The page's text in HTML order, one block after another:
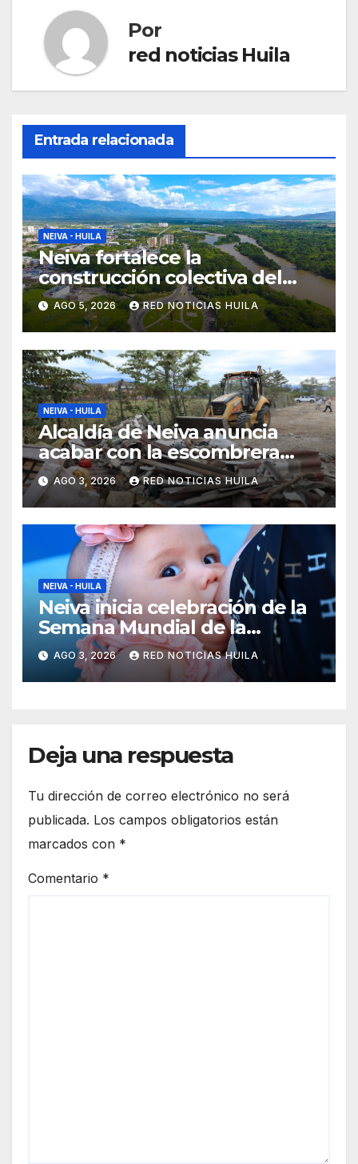
Por
red noticias Huila
Entrada relacionada
NEIVA - HUILA
Neiva fortalece la
construcción colectiva del
POT
AGO 5, 2026 RED NOTICIAS HUILA
NEIVA - HUILA
Alcaldía de Neiva anuncia
acabar con la escombrera
cercana al aeropuerto
AGO 3, 2026 RED NOTICIAS HUILA
NEIVA - HUILA
Neiva inicia celebración de la
Semana Mundial de la
Lactancia Materna con feria
gastronómica
AGO 3, 2026 RED NOTICIAS HUILA
Deja una respuesta
Tu dirección de correo electrónico no será
publicada. Los campos obligatorios están
marcados con *
Comentario *